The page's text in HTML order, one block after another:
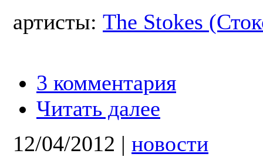
артисты: The Stokes
3 комментария
Читать далее
12/04/2012 | новости